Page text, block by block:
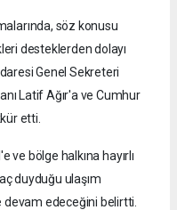
söz konusu
desteklerden dolayı
Genel Sekreteri
Latif Ağır'a ve Cumhur
etti.
ve bölge halkına hayırlı
duyduğu ulaşım
devam edeceğini belirtti.